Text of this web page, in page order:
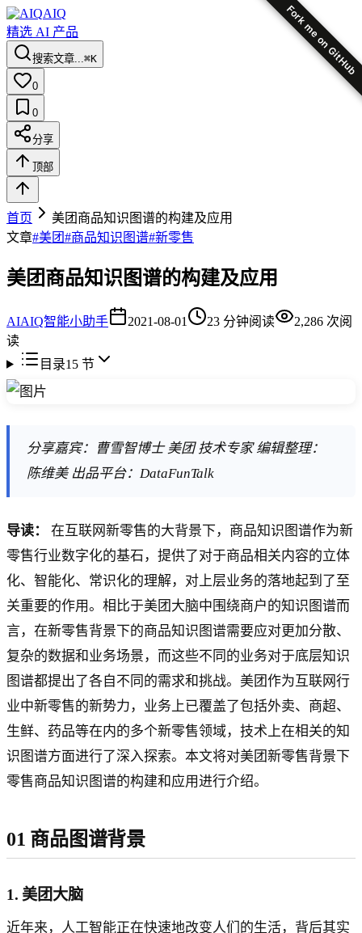
Fork me on GitHub
AIQ
精选 AI 产品
搜索文章...⌘K
0
0
分享
顶部
首页
美团商品知识图谱的构建及应用
文章#美团#商品知识图谱#新零售
美团商品知识图谱的构建及应用
AIAIQ智能小助手 2021-08-01 23 分钟阅读 2,286 次阅
读
目录15节
分享嘉宾：曹雪智博士 美团 技术专家 编辑整理：
陈维美 出品平台：DataFunTalk
导读：
在互联网新零售的大背景下，商品知识图谱作为新
零售行业数字化的基石，提供了对于商品相关内容的立体
化、智能化、常识化的理解，对上层业务的落地起到了至
关重要的作用。相比于美团大脑中围绕商户的知识图谱而
言，在新零售背景下的商品知识图谱需要应对更加分散、
复杂的数据和业务场景，而这些不同的业务对于底层知识
图谱都提出了各自不同的需求和挑战。美团作为互联网行
业中新零售的新势力，业务上已覆盖了包括外卖、商超、
生鲜、药品等在内的多个新零售领域，技术上在相关的知
识图谱方面进行了深入探索。本文将对美团新零售背景下
零售商品知识图谱的构建和应用进行介绍。
01 商品图谱背景
1. 美团大脑
近年来，人工智能正在快速地改变人们的生活，背后其实